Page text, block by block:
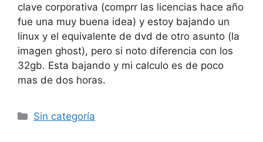
clave corporativa (comprr las licencias hace año
fue una muy buena idea) y estoy bajando un
linux y el equivalente de dvd de otro asunto (la
imagen ghost), pero si noto diferencia con los
32gb. Esta bajando y mi calculo es de poco
mas de dos horas.
Categorías
Sin categoría